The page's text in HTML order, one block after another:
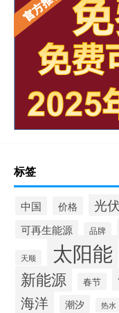
标签
中国 价格 光伏
可再生能源 品牌
天顺 太阳能
新能源 春节
海洋 潮汐 热水